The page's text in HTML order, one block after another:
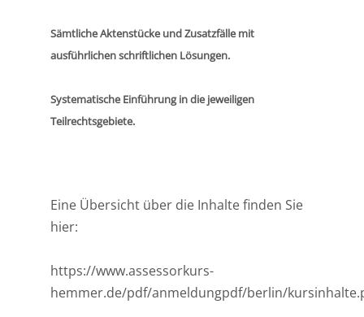
Sämtliche Aktenstücke und Zusatzfälle mit
ausführlichen schriftlichen Lösungen.
Systematische Einführung in die jeweiligen
Teilrechtsgebiete.
Eine Übersicht über die Inhalte finden Sie
hier:
https://www.assessorkurs-
hemmer.de/pdf/anmeldungpdf/berlin/